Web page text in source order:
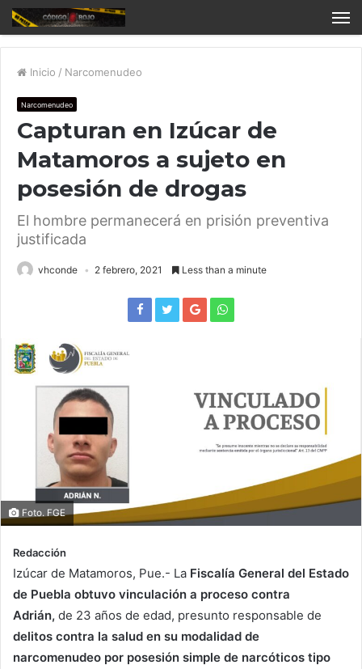
Inicio / Narcomenudeo
Narcomenudeo
Capturan en Izúcar de
Matamoros a sujeto en
posesión de drogas
El hombre permanecerá en prisión preventiva
justificada
vhconde 2 febrero, 2021 Less than a minute
Foto. FGE
Redacción
Izúcar de Matamoros, Pue.- La Fiscalía General del Estado
de Puebla obtuvo vinculación a proceso contra
Adrián, de 23 años de edad, presunto responsable de
delitos contra la salud en su modalidad de
narcomenudeo por posesión simple de narcóticos tipo